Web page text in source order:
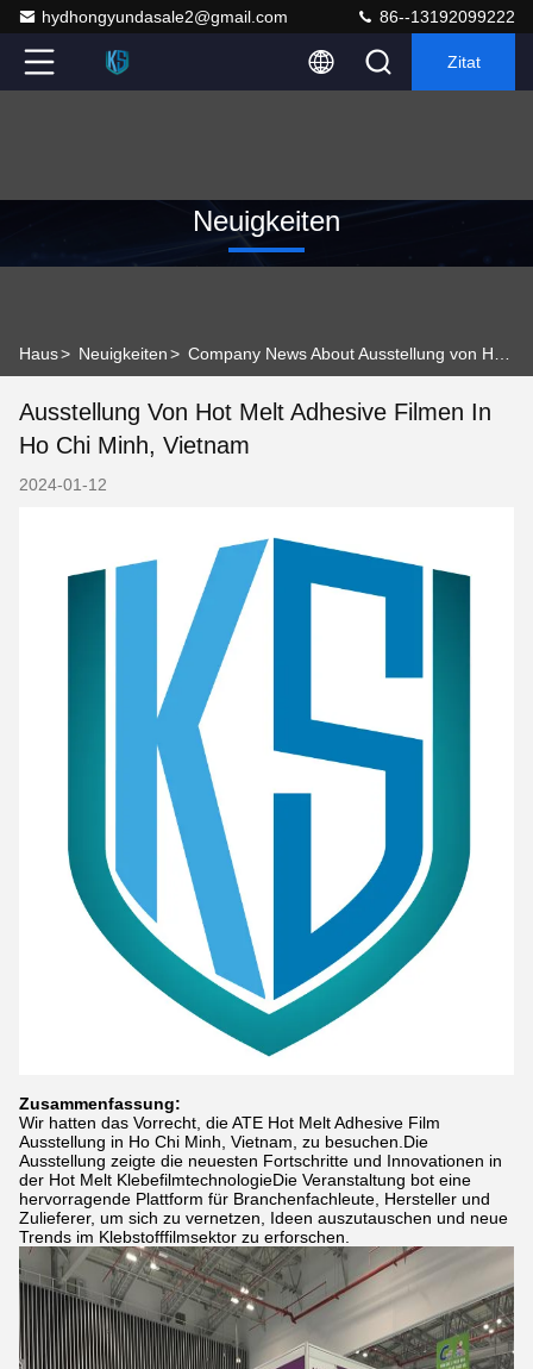
hydhongyundasale2@gmail.com 86--13192099222
Zitat
Neuigkeiten
Haus> Neuigkeiten>
Ausstellung Von Hot Melt Adhesive Filmen In
Ho Chi Minh, Vietnam
2024-01-12
Zusammenfassung:
Wir hatten das Vorrecht, die ATE Hot Melt Adhesive Film
Ausstellung in Ho Chi Minh, Vietnam, zu besuchen.Die
Ausstellung zeigte die neuesten Fortschritte und Innovationen in
der Hot Melt KlebefilmtechnologieDie Veranstaltung bot eine
hervorragende Plattform für Branchenfachleute, Hersteller und
Zulieferer, um sich zu vernetzen, Ideen auszutauschen und neue
Trends im Klebstofffilmsektor zu erforschen.